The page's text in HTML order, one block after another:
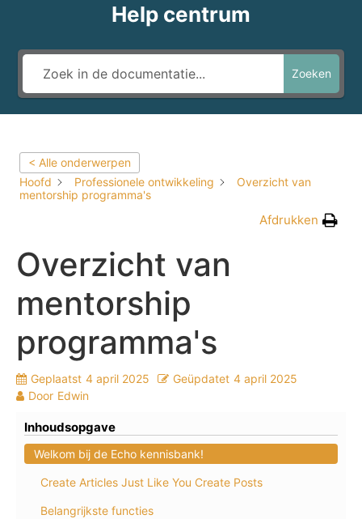
Help centrum
Zoeken
< Alle onderwerpen
Hoofd
Professionele ontwikkeling
Overzicht van
mentorship programma's
Afdrukken
Overzicht van
mentorship
programma's
Geplaatst 4 april 2025 Geüpdatet 4 april 2025
Door Edwin
Inhoudsopgave
Welkom bij de Echo kennisbank!
Create Articles Just Like You Create Posts
Belangrijkste functies